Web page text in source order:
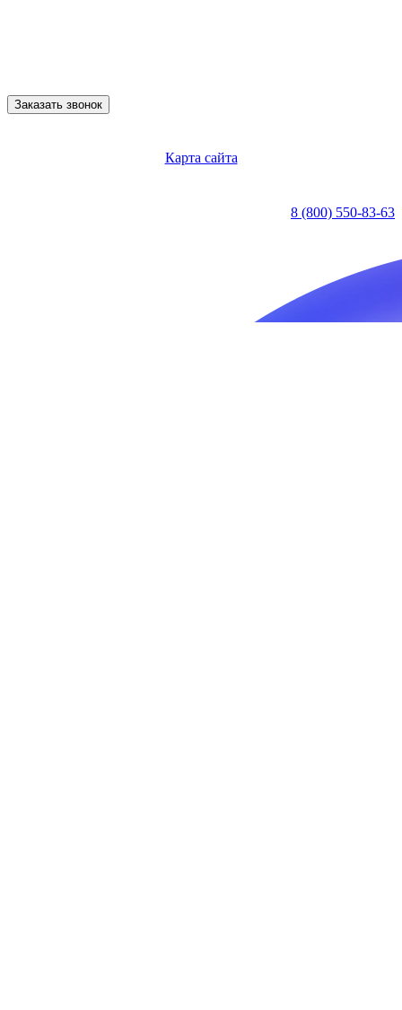
Заказать звонок
Карта сайта
8 (800) 550-83-63